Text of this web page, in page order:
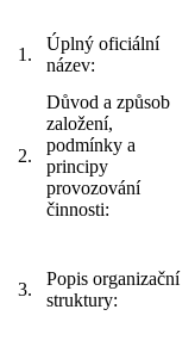
1.
Úplný oficiální
název:
2.
Důvod a způsob
založení,
podmínky a
principy
provozování
činnosti:
3.
Popis organizační
struktury: